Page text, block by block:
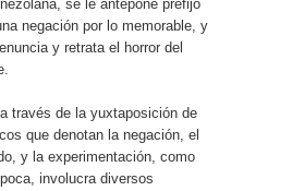
se le antepone prefijo
negación por lo memorable, y
y retrata el horror del
través de la yuxtaposición de
que denotan la negación, el
y la experimentación, como
involucra diversos